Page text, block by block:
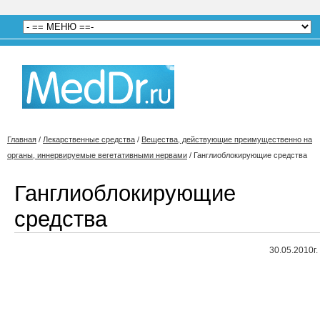
Главная / Лекарственные средства / Вещества, действующие преимущественно на
органы, иннервируемые вегетативными нервами / Ганглиоблокирующие средства
Ганглиоблокирующие
средства
30.05.2010г.